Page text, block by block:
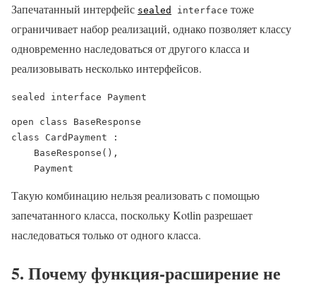
Запечатанный интерфейс sealed interface тоже
ограничивает набор реализаций, однако позволяет классу
одновременно наследоваться от другого класса и
реализовывать несколько интерфейсов.
sealed interface Payment
open class BaseResponse
class CardPayment :
    Payment
Такую комбинацию нельзя реализовать с помощью
запечатанного класса, поскольку Kotlin разрешает
наследоваться только от одного класса.
5. Почему функция-расширение не